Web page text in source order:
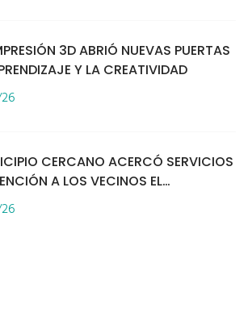
3D ABRIÓ NUEVAS PUERTAS
Y LA CREATIVIDAD
CERCANO ACERCÓ SERVICIOS
A LOS VECINOS EL